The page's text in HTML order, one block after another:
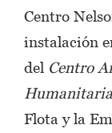
Centro
instalación
del Centro
Humanitaria
Flota y la